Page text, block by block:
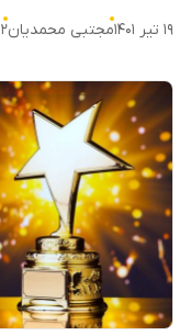
۱۹ تیر ۱۴۰۱ مجتبی محمدیان۲ دقیقه مطالعه